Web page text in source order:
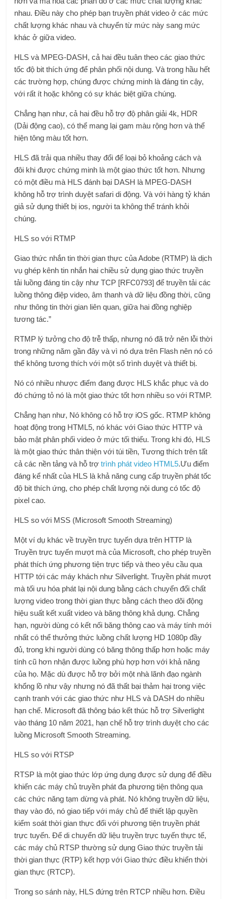
nhau. Điều này cho phép bạn truyền phát video ở các mức
chất lượng khác nhau và chuyển từ mức này sang mức
khác ở giữa video.
HLS và MPEG-DASH, cả hai đều tuân theo các giao thức
tốc độ bit thích ứng để phân phối nội dung. Và trong hầu hết
các trường hợp, chúng được chứng minh là đáng tin cậy,
với rất ít hoặc không có sự khác biệt giữa chúng.
Chẳng hạn như, cả hai đều hỗ trợ độ phân giải 4k, HDR
(Dải động cao), có thể mang lại gam màu rộng hơn và thể
hiện tông màu tốt hơn.
HLS đã trải qua nhiều thay đổi để loại bỏ khoảng cách và
đôi khi được chứng minh là một giao thức tốt hơn. Nhưng
có một điều mà HLS đánh bại DASH là MPEG-DASH
không hỗ trợ trình duyệt safari di động. Và với hàng tỷ khán
giả sử dụng thiết bị ios, người ta không thể tránh khỏi
chúng.
HLS so với RTMP
Giao thức nhắn tin thời gian thực của Adobe (RTMP) là dịch
vụ ghép kênh tin nhắn hai chiều sử dụng giao thức truyền
tải luồng đáng tin cậy như TCP [RFC0793] để truyền tải các
luồng thông điệp video, âm thanh và dữ liệu đồng thời, cũng
như thông tin thời gian liên quan, giữa hai đồng nghiệp
tương tác.”
RTMP lý tưởng cho độ trễ thấp, nhưng nó đã trở nên lỗi thời
trong những năm gần đây và vì nó dựa trên Flash nên nó có
thể không tương thích với một số trình duyệt và thiết bị.
Nó có nhiều nhược điểm đang được HLS khắc phục và do
đó chứng tỏ nó là một giao thức tốt hơn nhiều so với RTMP.
Chẳng hạn như, Nó không có hỗ trợ iOS gốc. RTMP không
hoạt động trong HTML5, nó khác với Giao thức HTTP và
bảo mật phân phối video ở mức tối thiểu. Trong khi đó, HLS
là một giao thức thân thiện với túi tiền, Tương thích trên tất
cả các nền tảng và hỗ trợtrình phát video HTML5.Ưu điểm
đáng kể nhất của HLS là khả năng cung cấp truyền phát tốc
độ bit thích ứng, cho phép chất lượng nội dung có tốc độ
pixel cao.
HLS so với MSS (Microsoft Smooth Streaming)
Một ví dụ khác về truyền trực tuyến dựa trên HTTP là
Truyền trực tuyến mượt mà của Microsoft, cho phép truyền
phát thích ứng phương tiện trực tiếp và theo yêu cầu qua
HTTP tới các máy khách như Silverlight. Truyền phát mượt
mà tối ưu hóa phát lại nội dung bằng cách chuyển đổi chất
lượng video trong thời gian thực bằng cách theo dõi động
hiệu suất kết xuất video và băng thông khả dụng. Chẳng
hạn, người dùng có kết nối băng thông cao và máy tính mới
nhất có thể thưởng thức luồng chất lượng HD 1080p đầy
đủ, trong khi người dùng có băng thông thấp hơn hoặc máy
tính cũ hơn nhận được luồng phù hợp hơn với khả năng
của họ. Mặc dù được hỗ trợ bởi một nhà lãnh đạo ngành
khổng lồ như vậy nhưng nó đã thất bại thảm hại trong việc
cạnh tranh với các giao thức như HLS và DASH do nhiều
hạn chế. Microsoft đã thông báo kết thúc hỗ trợ Silverlight
vào tháng 10 năm 2021, hạn chế hỗ trợ trình duyệt cho các
luồng Microsoft Smooth Streaming.
HLS so với RTSP
RTSP là một giao thức lớp ứng dụng được sử dụng để điều
khiển các máy chủ truyền phát đa phương tiện thông qua
các chức năng tạm dừng và phát. Nó không truyền dữ liệu,
thay vào đó, nó giao tiếp với máy chủ để thiết lập quyền
kiểm soát thời gian thực đối với phương tiện truyền phát
trực tuyến. Để di chuyển dữ liệu truyền trực tuyến thực tế,
các máy chủ RTSP thường sử dụng Giao thức truyền tải
thời gian thực (RTP) kết hợp với Giao thức điều khiển thời
gian thực (RTCP).
Trong so sánh này, HLS đứng trên RTCP nhiều hơn. Điều